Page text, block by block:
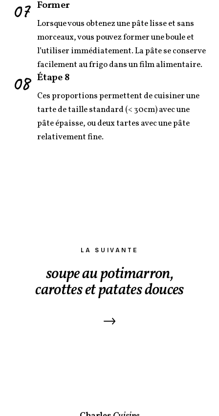
07 Former
Lorsque vous obtenez une pâte lisse et sans
morceaux, vous pouvez former une boule et
l’utiliser immédiatement. La pâte se conserve
facilement au frigo dans un film alimentaire.
08 Étape 8
Ces proportions permettent de cuisiner une
tarte de taille standard (< 30cm) avec une
pâte épaisse, ou deux tartes avec une pâte
relativement fine.
LA SUIVANTE
soupe au potimarron,
carottes et patates douces
→